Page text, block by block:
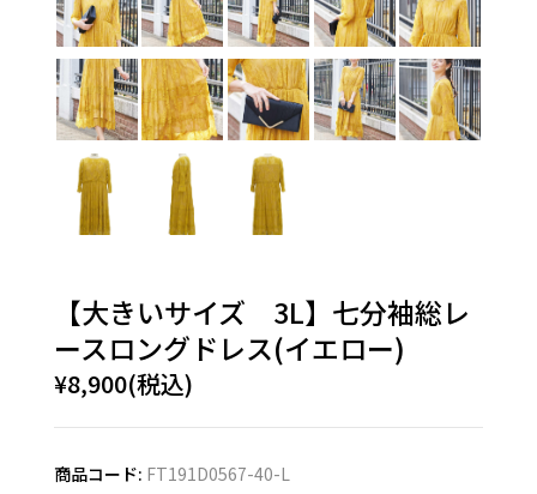
【大きいサイズ 3L】七分袖総レ
ースロングドレス(イエロー)
¥8,900(税込)
商品コード: FT191D0567-40-L